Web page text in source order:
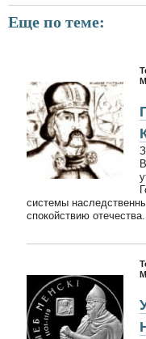
Еще по теме:
системы
спокойствию отечества.